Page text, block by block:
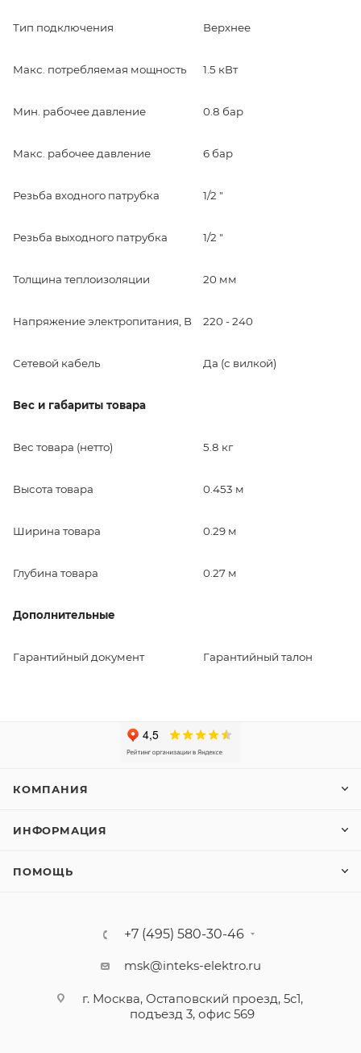
Тип подключения Верхнее
Макс. потребляемая мощность 1.5 кВт
Мин. рабочее давление 0.8 бар
Макс. рабочее давление 6 бар
Резьба входного патрубка 1/2 "
Резьба выходного патрубка 1/2 "
Толщина теплоизоляции 20 мм
Напряжение электропитания, В 220 - 240
Сетевой кабель Да (с вилкой)
Вес и габариты товара
Вес товара (нетто) 5.8 кг
Высота товара 0.453 м
Ширина товара 0.29 м
Глубина товара 0.27 м
Дополнительные
Гарантийный документ Гарантийный талон
КОМПАНИЯ
ИНФОРМАЦИЯ
ПОМОЩЬ
+7 (495) 580-30-46
msk@inteks-elektro.ru
г. Москва, Остаповский проезд, 5с1,
подъезд 3, офис 569